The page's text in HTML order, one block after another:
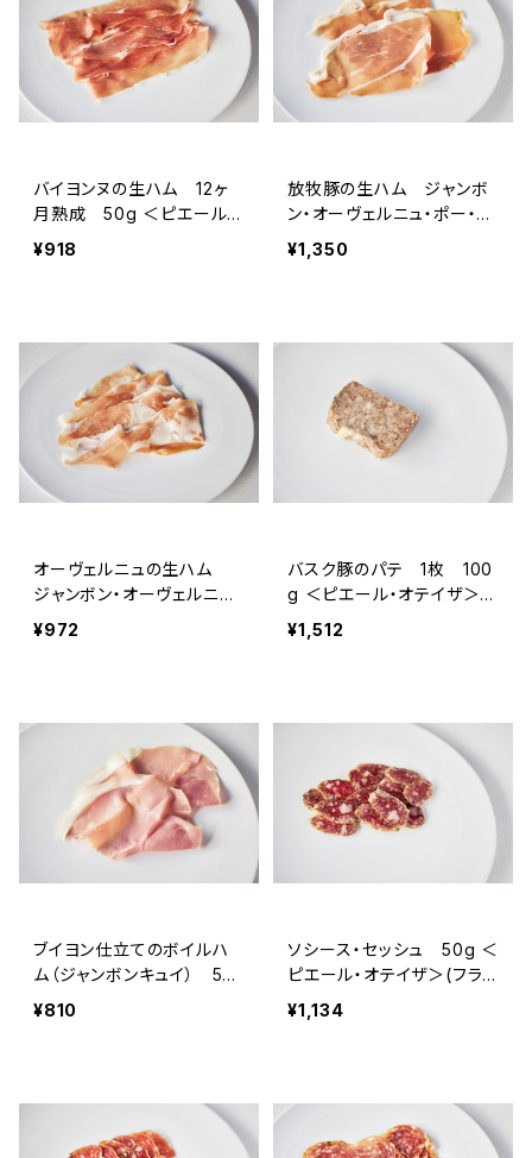
バイヨンヌの生ハム 12ヶ
月熟成 50g ＜ピエール・
オテイザ＞(フランス・バス
¥918
放牧豚の生ハム ジャンボ
ン・オーヴェルニュ・ポー・フ
ェルミエ 16ヶ月熟成 50
g ＜メゾン・ラボリー＞（フ
¥1,350
オーヴェルニュの生ハム
ジャンボン・オーヴェルニュI.
G.P. 12ヶ月熟成 50g ＜
¥972
バスク豚のパテ 1枚 100
g ＜ピエール・オテイザ＞
(フランス・バスク)
¥1,512
ブイヨン仕立てのボイルハ
ム（ジャンボンキュイ） 50
g ＜ピエール・オテイザ＞
¥810
ソシース・セッシュ 50g ＜
ピエール・オテイザ＞(フラン
ス・バスク)
¥1,134